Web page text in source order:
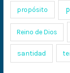
propósito
Reino de Dios
santidad